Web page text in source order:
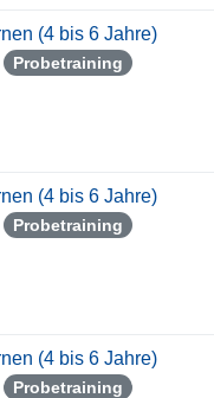
(4 bis 6 Jahre)
Probetraining
(4 bis 6 Jahre)
Probetraining
(4 bis 6 Jahre)
Probetraining